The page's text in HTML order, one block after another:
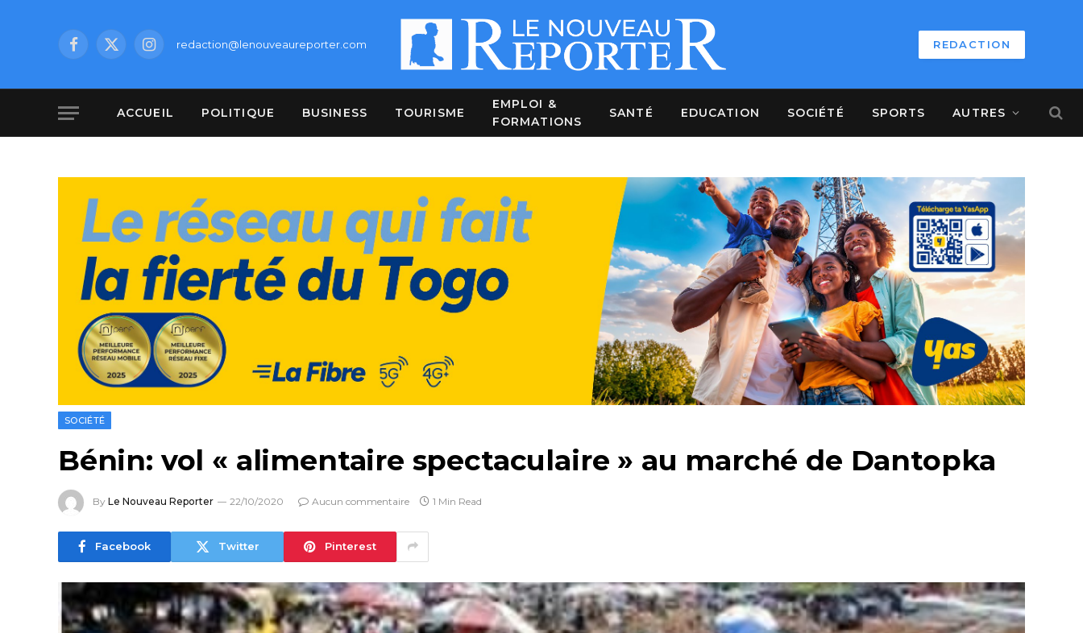
Facebook
X
Instagramredaction@lenouveaureporter.com REDACTION
ACCUEIL POLITIQUE BUSINESS TOURISME
EMPLOI &
FORMATIONS
SANTÉ EDUCATION SOCIÉTÉ SPORTS AUTRES
SOCIÉTÉ
Bénin: vol « alimentaire spectaculaire » au marché de Dantopka
By Le Nouveau Reporter 22/10/2020 Aucun commentaire 1 Min Read
Facebook Twitter Pinterest